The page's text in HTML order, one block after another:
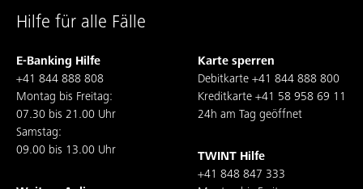
Hilfe für alle Fälle
E-Banking Hilfe
+41 844 888 808
Montag bis Freitag:
07.30 bis 21.00 Uhr
Samstag:
09.00 bis 13.00 Uhr
Karte sperren
Debitkarte +41 844 888 800
Kreditkarte +41 58 958 69 11
24h am Tag geöffnet
TWINT Hilfe
+41 848 847 333